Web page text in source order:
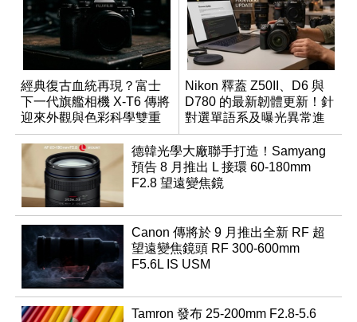
經典復古血統再現？富士
下一代旗艦相機 X-T6 傳將
迎來外觀與色彩科學雙重
優化
Nikon 釋蓋 Z50II、D6 與
D780 的最新韌體更新！針
對選單語系及曝光異常進
行修復
德韓光學大廠聯手打造！Samyang
預告 8 月推出 L 接環 60-180mm
F2.8 望遠變焦鏡
Canon 傳將於 9 月推出全新 RF 超
望遠變焦鏡頭 RF 300-600mm
F5.6L IS USM
Tamron 發布 25-200mm F2.8-5.6